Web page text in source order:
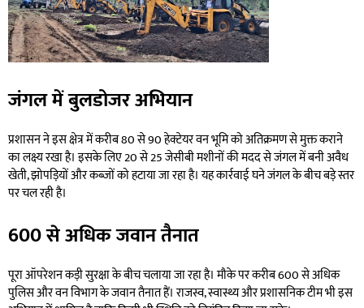
जंगल में बुलडोजर अभियान
प्रशासन ने इस क्षेत्र में करीब 80 से 90 हेक्टेयर वन भूमि को अतिक्रमण से मुक्त कराने
का लक्ष्य रखा है। इसके लिए 20 से 25 जेसीबी मशीनों की मदद से जंगल में बनी अवैध
खेती, झोपड़ियों और कब्जों को हटाया जा रहा है। यह कार्रवाई घने जंगल के बीच बड़े स्तर
पर चल रही है।
600 से अधिक जवान तैनात
पूरा ऑपरेशन कड़ी सुरक्षा के बीच चलाया जा रहा है। मौके पर करीब 600 से अधिक
पुलिस और वन विभाग के जवान तैनात हैं। राजस्व, स्वास्थ्य और प्रशासनिक टीम भी इस